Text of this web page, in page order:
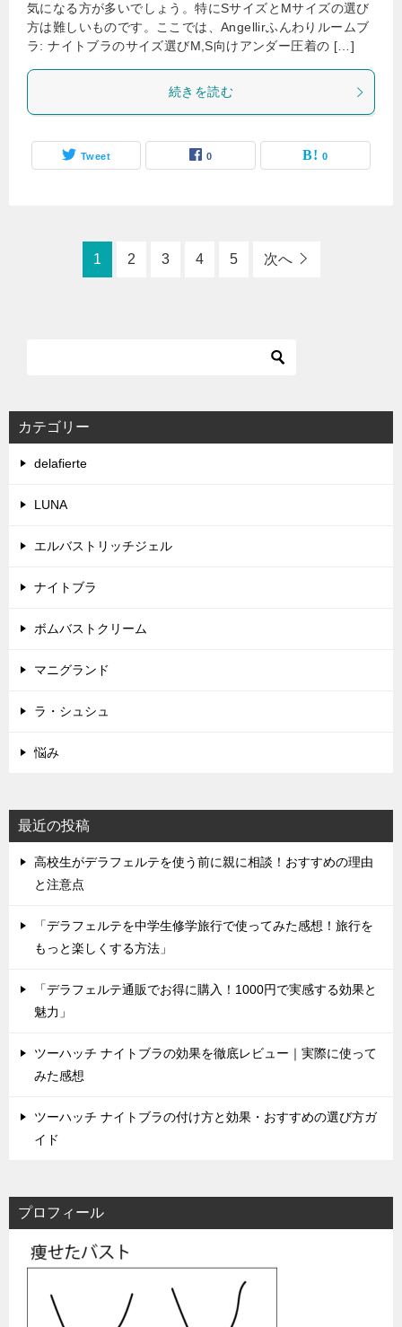
気になる方が多いでしょう。特にSサイズとMサイズの選び
方は難しいものです。ここでは、Angellirふんわりルームブ
ラ: ナイトブラのサイズ選びM,S向けアンダー圧着の […]
続きを読む
Tweet 0 0
1 2 3 4 5 次へ
カテゴリー
delafierte
LUNA
エルバストリッチジェル
ナイトブラ
ボムバストクリーム
マニグランド
ラ・シュシュ
悩み
最近の投稿
高校生がデラフェルテを使う前に親に相談！おすすめの理由
と注意点
「デラフェルテを中学生修学旅行で使ってみた感想！旅行を
もっと楽しくする方法」
「デラフェルテ通販でお得に購入！1000円で実感する効果と
魅力」
ツーハッチ ナイトブラの効果を徹底レビュー｜実際に使って
みた感想
ツーハッチ ナイトブラの付け方と効果・おすすめの選び方ガ
イド
プロフィール